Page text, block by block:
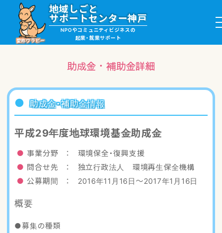
愛称ワラビー
地域しごと
サポートセンター神戸
NPOやコミュニティビジネスの
起業・就業サポート
就職・ボランティア情報
講座・サロン情報
助成金・補助金情報
助成金・補助金詳細
助成金・補助金情報
平成29年度地球環境基金助成金
事業分野 ： 環境保全・復興支援
問合せ先 ： 独立行政法人 環境再生保全機構
公募期間 ： 2016年11月16日〜2017年1月16日
概要
●募集の種類